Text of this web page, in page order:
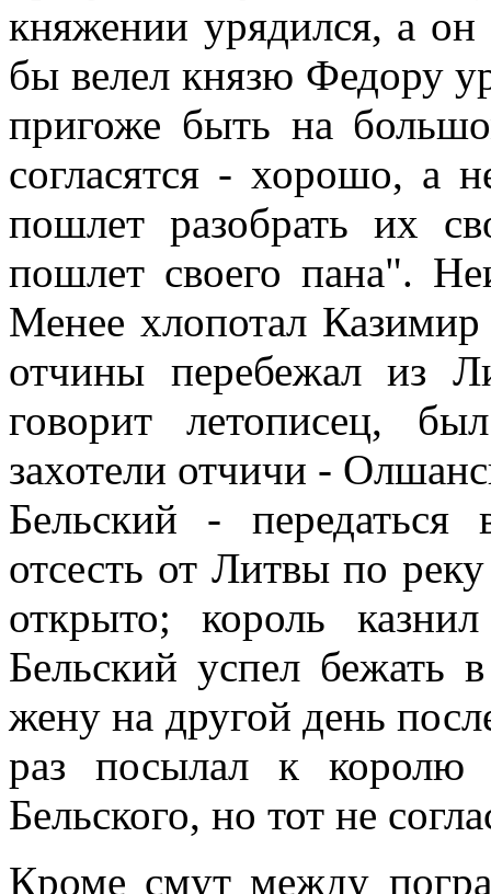
княжении урядился, а
бы велел князю Федору
пригоже быть на
согласятся - хорошо, а
пошлет разобрать их
пошлет своего пана".
Менее хлопотал
отчины перебежал из
говорит летописец,
захотели отчичи -
Бельский - передаться
отсесть от Литвы по
открыто; король
Бельский успел
жену на другой день
раз посылал к королю
Бельского, но тот не
Кроме смут между